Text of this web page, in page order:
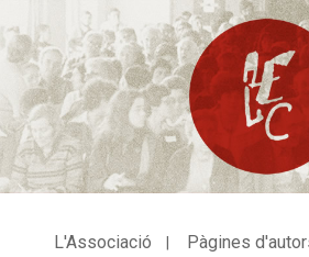
L'Associació Pàgines